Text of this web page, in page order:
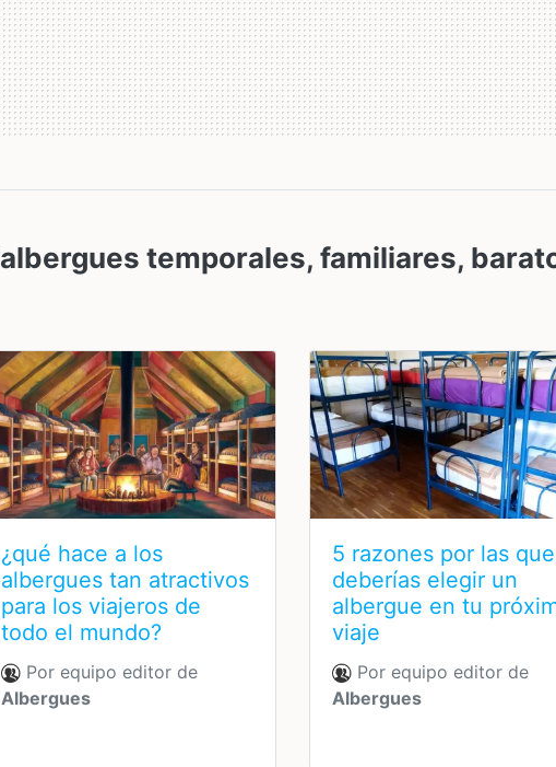
albergues temporales, familiares,
¿qué hace a los
albergues tan atractivos
para los viajeros de
todo el mundo?
Por equipo editor de
Albergues
5 razones por las que
deberías elegir un
albergue en tu
viaje
Por equipo editor de
Albergues